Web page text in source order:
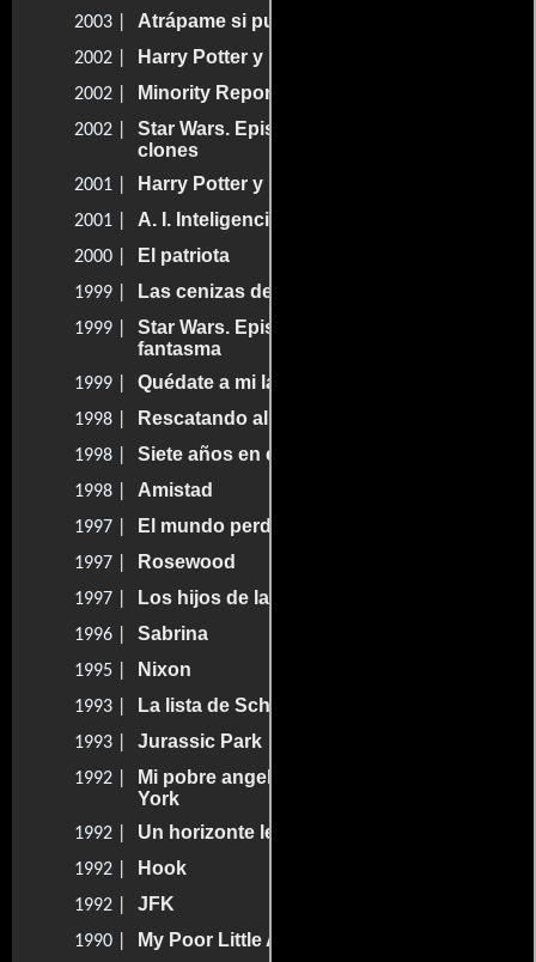
2003 | Atrápame si puedes
2002 | Harry Potter y la cámara secreta
2002 | Minority Report: Sentencia previa
2002 |
Star Wars. Episodio II: El ataque de los
clones
2001 | Harry Potter y la piedra filosofal
2001 | A. I. Inteligencia artificial
2000 | El patriota
1999 | Las cenizas de Ángela
1999 |
Star Wars. Episodio I: La amenaza
fantasma
1999 | Quédate a mi lado
1998 | Rescatando al soldado Ryan
1998 | Siete años en el Tíbet
1998 | Amistad
1997 | El mundo perdido: Jurassic Park
1997 | Rosewood
1997 | Los hijos de la calle
1996 | Sabrina
1995 | Nixon
1993 | La lista de Schindler
1993 | Jurassic Park
1992 |
Mi pobre angelito 2: Perdido en Nueva
York
1992 | Un horizonte lejano
1992 | Hook
1992 | JFK
1990 | My Poor Little Angel